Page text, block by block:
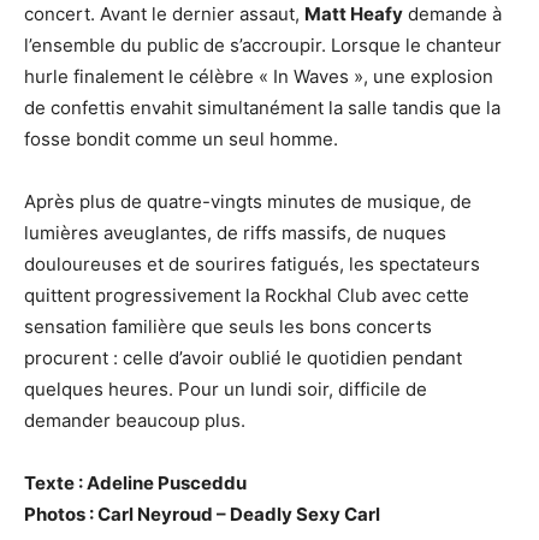
concert. Avant le dernier assaut, Matt Heafy demande à
l’ensemble du public de s’accroupir. Lorsque le chanteur
hurle finalement le célèbre « In Waves », une explosion
de confettis envahit simultanément la salle tandis que la
fosse bondit comme un seul homme.
Après plus de quatre-vingts minutes de musique, de
lumières aveuglantes, de riffs massifs, de nuques
douloureuses et de sourires fatigués, les spectateurs
quittent progressivement la Rockhal Club avec cette
sensation familière que seuls les bons concerts
procurent : celle d’avoir oublié le quotidien pendant
quelques heures. Pour un lundi soir, difficile de
demander beaucoup plus.
Texte : Adeline Pusceddu
Photos : Carl Neyroud – Deadly Sexy Carl